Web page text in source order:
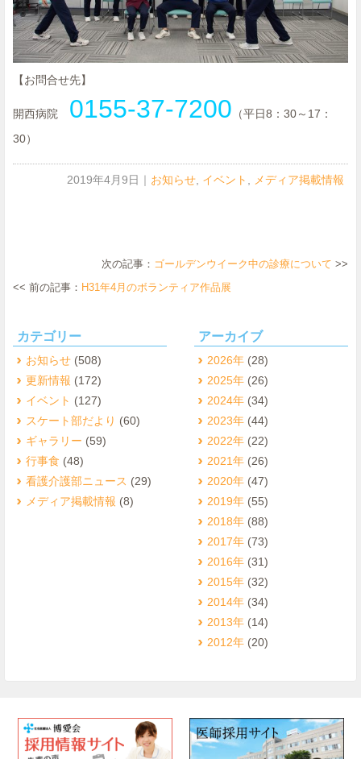
【お問合せ先】
開西病院 0155-37-7200 （平日8：30～17：
30）
2019年4月9日 ｜ お知らせ イベント メディア掲載情報
次の記事： ゴールデンウイーク中の診療について >>
<< 前の記事： H31年4月のボランティア作品展
カテゴリー
お知らせ (508)
更新情報 (172)
イベント (127)
スケート部だより (60)
ギャラリー (59)
行事食 (48)
看護介護部ニュース (29)
メディア掲載情報 (8)
アーカイブ
2026年(28)
2025年(26)
2024年(34)
2023年(44)
2022年(22)
2021年(26)
2020年(47)
2019年(55)
2018年(88)
2017年(73)
2016年(31)
2015年(32)
2014年(34)
2013年(14)
2012年(20)